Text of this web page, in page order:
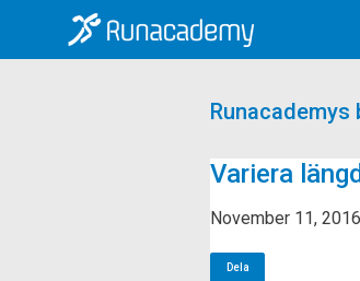
Runacademys
Variera
November 11, 2016
Dela